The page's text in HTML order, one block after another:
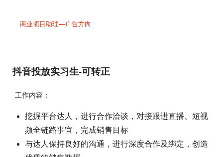
商业项目助理—广告方向
抖音投放实习生-可转正
工作内容：
挖掘平台达人，进行合作洽谈，对接跟进直播、短视
频全链路事宜，完成销售目标
与达人保持良好的沟通，进行深度合作及绑定，创造